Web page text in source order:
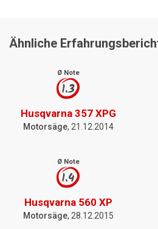
Ähnliche
Ø Note
1.3
Husqvarna 357 XPG
Motorsäge, 21.12.2014
Ø Note
1.4
Husqvarna 560 XP
Motorsäge, 28.12.2015